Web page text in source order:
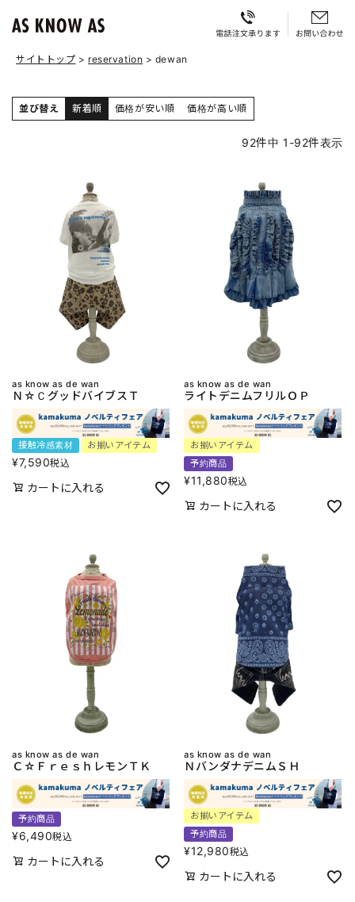
サイトトップ reservation dewan
並び替え 新着順 価格が安い順 価格が高い順
92件中 1 -92件表示
as know as de wan
Ｎ☆ＣグッドバイブスＴ
接触冷感素材 お揃いアイテム
¥7,590税込
カートに入れる
as know as de wan
ライトデニムフリルＯＰ
お揃いアイテム
予約商品
¥11,880税込
カートに入れる
as know as de wan
Ｃ☆ＦｒｅｓｈレモンＴＫ
予約商品
¥6,490税込
カートに入れる
as know as de wan
ＮバンダナデニムＳＨ
お揃いアイテム
予約商品
¥12,980税込
カートに入れる